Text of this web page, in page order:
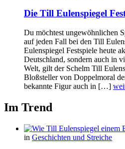
Die Till Eulenspiegel
Du möchtest ungewöhnlichen
auf jeden Fall bei den Till
Eulenspiegel Festspiele heute
Deutschland, sondern auch in
Welt, gilt der Schelm Till
Bloßsteller von Doppelmoral
bekannte Figur auch in […]
Im Trend
in Geschichten und Streiche